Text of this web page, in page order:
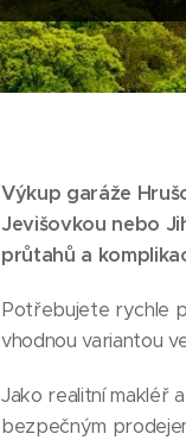
Výkup garáže
Jevišovkou nebo
průtahů a
Potřebujete rychle
vhodnou variantou
Jako realitní makléř
bezpečným